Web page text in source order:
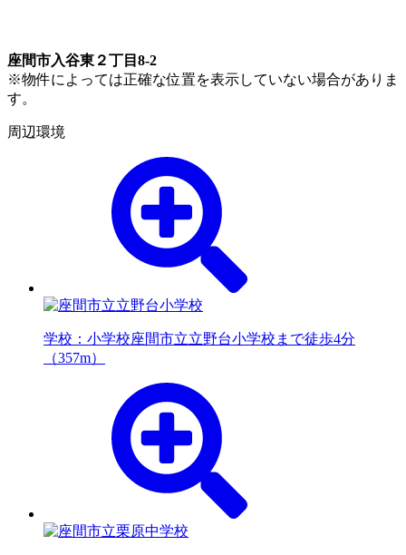
座間市入谷東２丁目8-2
※物件によっては正確な位置を表示していない場合がありま
す。
周辺環境
学校：小学校座間市立立野台小学校まで徒歩4分
（357m）